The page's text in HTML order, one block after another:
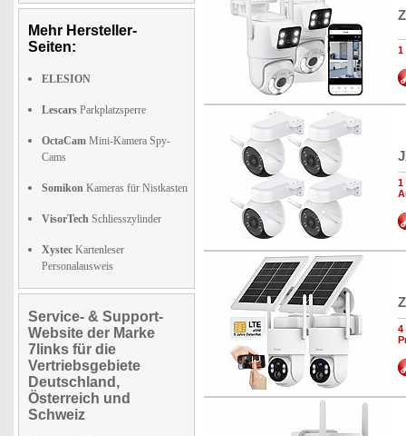
Mehr Hersteller-
Seiten:
ELESION
Lescars Parkplatzsperre
OctaCam Mini-Kamera Spy-
Cams
Somikon Kameras für Nistkasten
VisorTech Schliesszylinder
Xystec Kartenleser
Personalausweis
Service- & Support-
Website der Marke
7links für die
Vertriebsgebiete
Deutschland,
Österreich und
Schweiz
1
1
4